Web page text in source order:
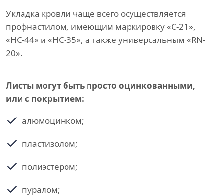
Укладка кровли чаще всего осуществляется
профнастилом, имеющим маркировку «С-21»,
«НС-44» и «НС-35», а также универсальным «RN-
20».
Листы могут быть просто оцинкованными,
или с покрытием:
алюмоцинком;
пластизолом;
полиэстером;
пуралом;